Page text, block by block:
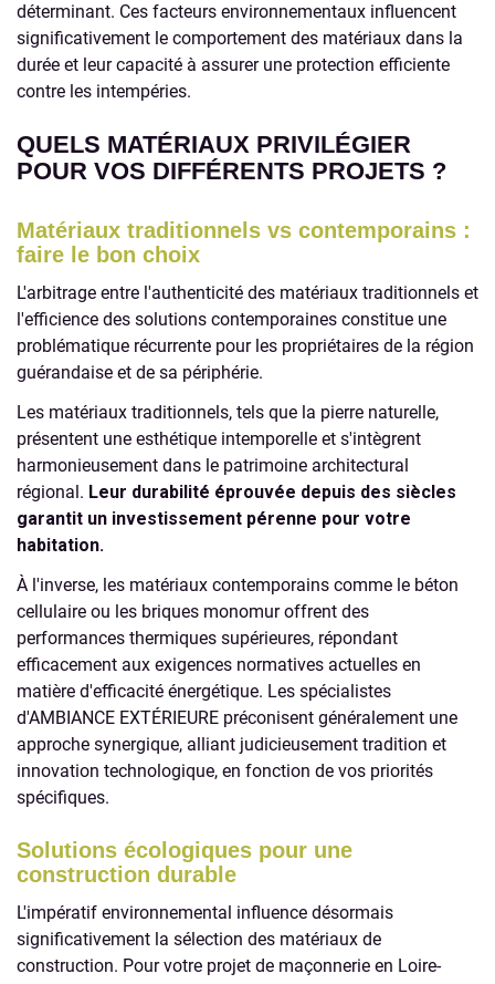
déterminant. Ces facteurs environnementaux influencent
significativement le comportement des matériaux dans la
durée et leur capacité à assurer une protection efficiente
contre les intempéries.
QUELS MATÉRIAUX PRIVILÉGIER
POUR VOS DIFFÉRENTS PROJETS ?
Matériaux traditionnels vs contemporains :
faire le bon choix
L'arbitrage entre l'authenticité des matériaux traditionnels et
l'efficience des solutions contemporaines constitue une
problématique récurrente pour les propriétaires de la région
guérandaise et de sa périphérie.
Les matériaux traditionnels, tels que la pierre naturelle,
présentent une esthétique intemporelle et s'intègrent
harmonieusement dans le patrimoine architectural
régional. Leur durabilité éprouvée depuis des siècles
garantit un investissement pérenne pour votre
habitation.
À l'inverse, les matériaux contemporains comme le béton
cellulaire ou les briques monomur offrent des
performances thermiques supérieures, répondant
efficacement aux exigences normatives actuelles en
matière d'efficacité énergétique. Les spécialistes
d'AMBIANCE EXTÉRIEURE préconisent généralement une
approche synergique, alliant judicieusement tradition et
innovation technologique, en fonction de vos priorités
spécifiques.
Solutions écologiques pour une
construction durable
L'impératif environnemental influence désormais
significativement la sélection des matériaux de
construction. Pour votre projet de maçonnerie en Loire-